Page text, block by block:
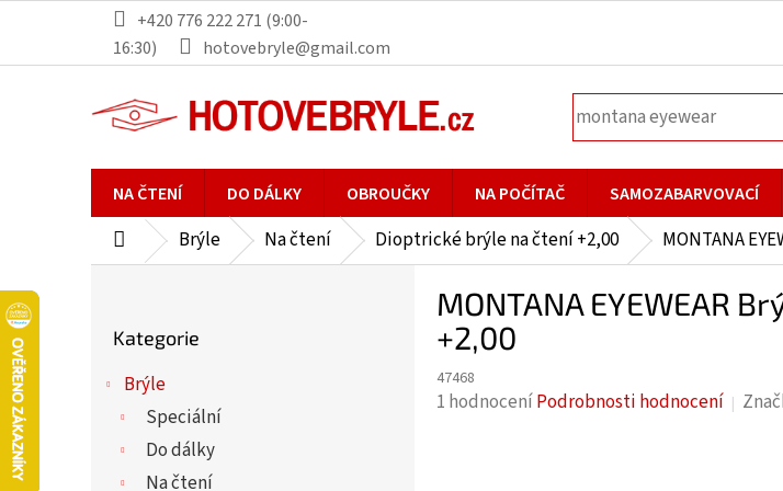
obsah
+420 776 222 271 (9:00-
16:30)
hotovebryle@gmail.com
NA ČTENÍ DO DÁLKY OBROUČKY NA POČÍTAČ SAMOZABARVOVACÍ
DomůBrýle Na čtení Dioptrické brýle na čtení +2,00 MONTANA
kategorie
Kategorie
Brýle
Speciální
Do dálky
Na čtení
MONTANA EYEWEAR
+2,00
47468
Průměrné
1 hodnoceníPodrobnosti hodnocení